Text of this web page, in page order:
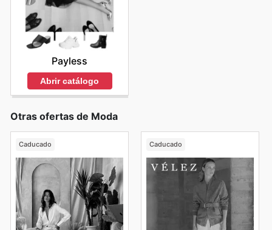
Payless
Abrir catálogo
Otras ofertas de Moda
Caducado Caducado